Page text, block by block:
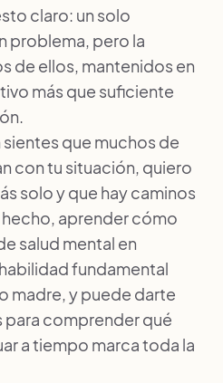
claro: un solo
problema, pero la
de ellos, mantenidos en
más que suficiente
que muchos de
con tu situación, quiero
solo y que hay caminos
aprendercómo
salud mental en
fundamental
madre, y puede darte
para comprender qué
a tiempo marca toda la